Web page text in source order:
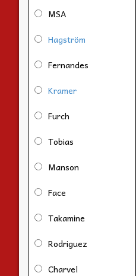
MSA
Hagström
Fernandes
Kramer
Furch
Tobias
Manson
Face
Takamine
Rodriguez
Charvel